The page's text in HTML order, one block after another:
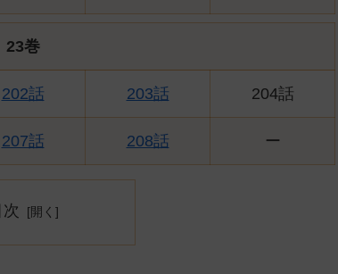
23巻
202話 203話 204話
207話 208話 ー